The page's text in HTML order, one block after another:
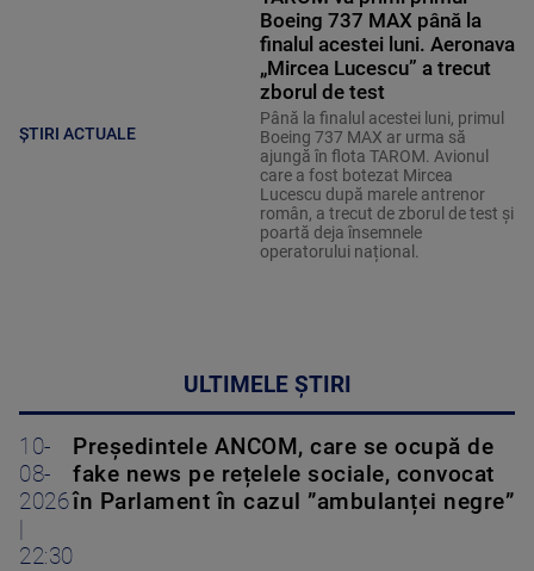
ȘTIRI ACTUALE
Boeing 737 MAX până la
finalul acestei luni. Aeronava
„Mircea Lucescu” a trecut
zborul de test
Până la finalul acestei luni, primul
Boeing 737 MAX ar urma să
ajungă în flota TAROM. Avionul
care a fost botezat Mircea
Lucescu după marele antrenor
român, a trecut de zborul de test și
poartă deja însemnele
operatorului național.
ULTIMELE ȘTIRI
10-
08-
2026
|
22:30
Președintele ANCOM, care se ocupă de
fake news pe rețelele sociale, convocat
în Parlament în cazul ”ambulanței negre”